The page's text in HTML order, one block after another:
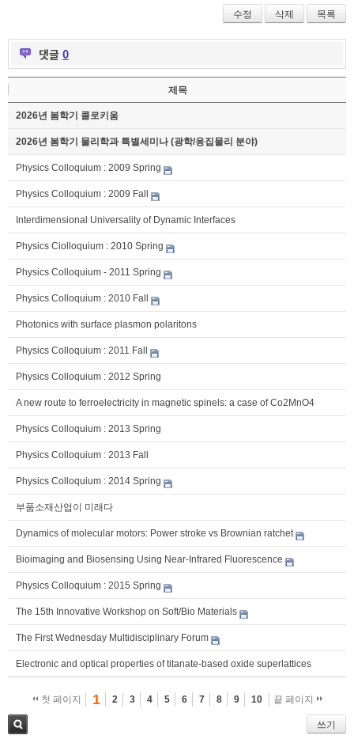
수정 삭제 목록
댓글 0
제목
2026년 봄학기 콜로키움
2026년 봄학기 물리학과 특별세미나 (광학/응집물리 분야)
Physics Colloquium : 2009 Spring
Physics Colloquium : 2009 Fall
Interdimensional Universality of Dynamic Interfaces
Physics Ciolloquium : 2010 Spring
Physics Colloquium - 2011 Spring
Physics Colloquium : 2010 Fall
Photonics with surface plasmon polaritons
Physics Colloquium : 2011 Fall
Physics Colloquium : 2012 Spring
A new route to ferroelectricity in magnetic spinels: a case of Co2MnO4
Physics Colloquium : 2013 Spring
Physics Colloquium : 2013 Fall
Physics Colloquium : 2014 Spring
부품소재산업이 미래다
Dynamics of molecular motors: Power stroke vs Brownian ratchet
Bioimaging and Biosensing Using Near-Infrared Fluorescence
Physics Colloquium : 2015 Spring
The 15th Innovative Workshop on Soft/Bio Materials
The First Wednesday Multidisciplinary Forum
Electronic and optical properties of titanate-based oxide superlattices
첫 페이지 1 2 3 4 5 6 7 8 9 10 끝 페이지
쓰기